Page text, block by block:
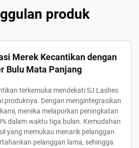
produk
Merek Kecantikan dengan
Bulu Mata Panjang
terkemuka mendekati SJ Lashes
produknya. Dengan mengintegrasikan
mereka melaporkan peningkatan
dalam waktu tiga bulan. Kemudahan
yang memukau menarik pelanggan
pelanggan lama, sehingga